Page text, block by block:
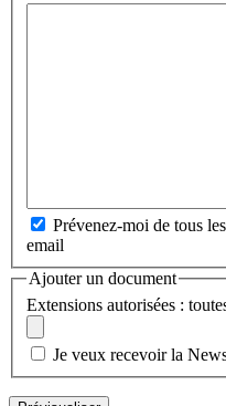
Prévenez-moi de tous
email
Ajouter un document
Extensions autorisées :
Je veux recevoir la